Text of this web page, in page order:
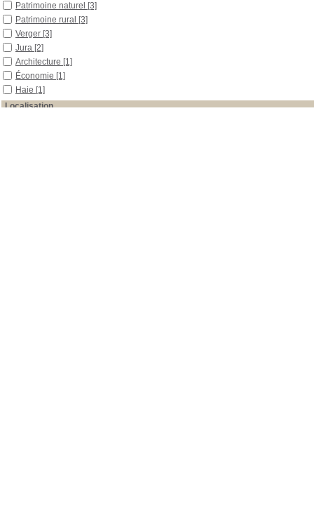
Patrimoine naturel
[3]
Patrimoine rural [3]
Verger [3]
Jura [2]
Architecture [1]
Économie [1]
Haie [1]
Localisation